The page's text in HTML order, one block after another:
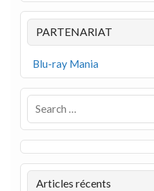
PARTENARIAT
Blu-ray Mania
Articles récents